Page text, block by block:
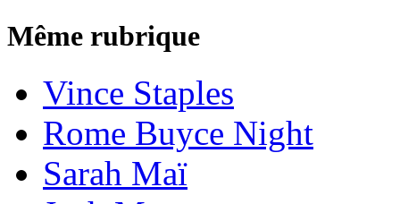
Même rubrique
Vince Staples
Rome Buyce Night
Sarah Maï